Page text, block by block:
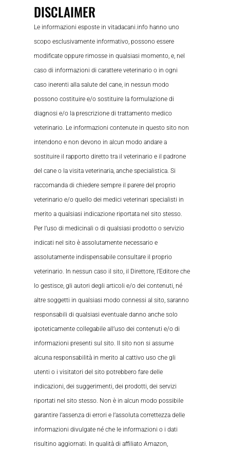
DISCLAIMER
Le informazioni esposte in vitadacani.info hanno uno
scopo esclusivamente informativo, possono essere
modificate oppure rimosse in qualsiasi momento, e, nel
caso di informazioni di carattere veterinario o in ogni
caso inerenti alla salute del cane, in nessun modo
possono costituire e/o sostituire la formulazione di
diagnosi e/o la prescrizione di trattamento medico
veterinario. Le informazioni contenute in questo sito non
intendono e non devono in alcun modo andare a
sostituire il rapporto diretto tra il veterinario e il padrone
del cane o la visita veterinaria, anche specialistica. Si
raccomanda di chiedere sempre il parere del proprio
veterinario e/o quello dei medici veterinari specialisti in
merito a qualsiasi indicazione riportata nel sito stesso.
Per l’uso di medicinali o di qualsiasi prodotto o servizio
indicati nel sito è assolutamente necessario e
assolutamente indispensabile consultare il proprio
veterinario. In nessun caso il sito, il Direttore, l’Editore che
lo gestisce, gli autori degli articoli e/o dei contenuti, né
altre soggetti in qualsiasi modo connessi al sito, saranno
responsabili di qualsiasi eventuale danno anche solo
ipoteticamente collegabile all’uso dei contenuti e/o di
informazioni presenti sul sito. Il sito non si assume
alcuna responsabilità in merito al cattivo uso che gli
utenti o i visitatori del sito potrebbero fare delle
indicazioni, dei suggerimenti, dei prodotti, dei servizi
riportati nel sito stesso. Non è in alcun modo possibile
garantire l’assenza di errori e l’assoluta correttezza delle
informazioni divulgate né che le informazioni o i dati
risultino aggiornati. In qualità di affiliato Amazon,